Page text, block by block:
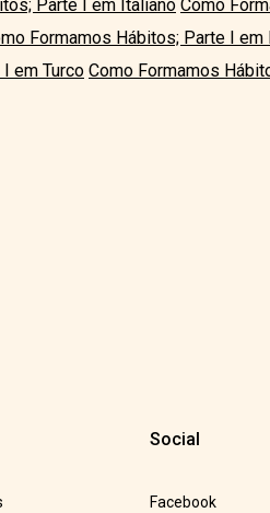
Parte I em Italiano Como
Formamos Hábitos; Parte I em
em Turco Como Formamos
Social
Facebook